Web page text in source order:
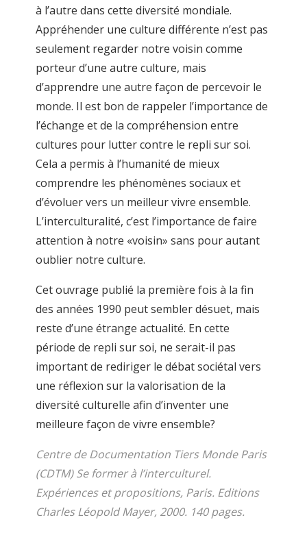
à l’autre dans cette diversité mondiale.
Appréhender une culture différente n’est pas
seulement regarder notre voisin comme
porteur d’une autre culture, mais
d’apprendre une autre façon de percevoir le
monde. Il est bon de rappeler l’importance de
l’échange et de la compréhension entre
cultures pour lutter contre le repli sur soi.
Cela a permis à l’humanité de mieux
comprendre les phénomènes sociaux et
d’évoluer vers un meilleur vivre ensemble.
L’interculturalité, c’est l’importance de faire
attention à notre «voisin» sans pour autant
oublier notre culture.
Cet ouvrage publié la première fois à la fin
des années 1990 peut sembler désuet, mais
reste d’une étrange actualité. En cette
période de repli sur soi, ne serait-il pas
important de rediriger le débat sociétal vers
une réflexion sur la valorisation de la
diversité culturelle afin d’inventer une
meilleure façon de vivre ensemble?
Centre de Documentation Tiers Monde Paris
(CDTM) Se former à l’interculturel.
Expériences et propositions, Paris. Editions
Charles Léopold Mayer, 2000. 140 pages.